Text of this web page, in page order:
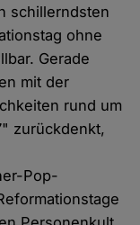
schillerndsten
ohne
Gerade
mit der
rund um
zurückdenkt,
Pop-